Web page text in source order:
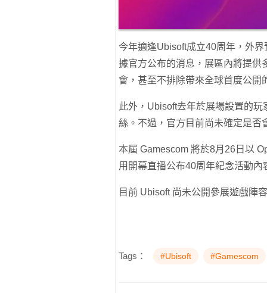
今年適逢Ubisoft成立40周年，外
據官方公布的消息，展區內將提供
會，甚至不排除帶來全球首度公開
此外，Ubisoft去年於展場設置的
絲。不過，官方目前尚未確定是否
本屆 Gamescom 將於8月26日以
用開幕直播公布40周年紀念活動
目前 Ubisoft 尚未公開參展遊戲陣
Tags： #Ubisoft #Gamescom